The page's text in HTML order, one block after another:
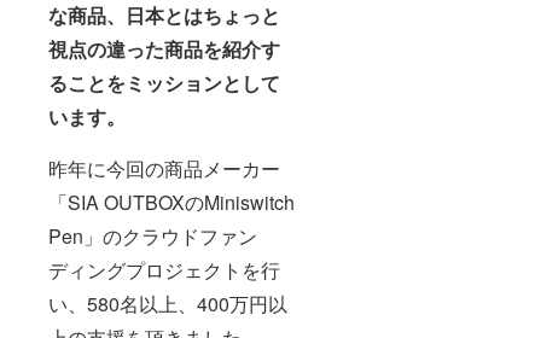
な商品、日本とはちょっと
視点の違った商品を紹介す
ることをミッションとして
います。
昨年に今回の商品メーカー
「SIA OUTBOXのMiniswitch
Pen」のクラウドファン
ディングプロジェクトを行
い、580名以上、400万円以